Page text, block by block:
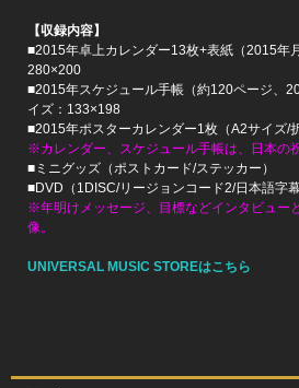
【収録内容】
■2015年卓上カレンダー13枚+表紙（2015年
280×200
■2015年スケジュール手帳（約120ページ、
イズ：133×198
■2015年ポスターカレンダー1枚（A2サイズ/
※カレンダー、スケジュール手帳は、日本の
■ミニグッズ（ポストカード/ステッカー）
■DVD（1DISC/リージョンコード2/日本語字
※年明けメッセージ、目標などインタビュー
像。
UNIVERSAL MUSIC STOREはこちら